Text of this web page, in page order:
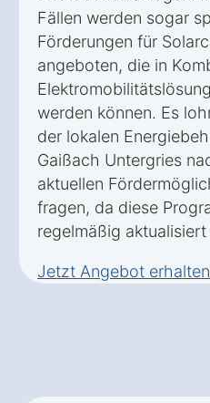
Fällen werden sogar
Förderungen für
angeboten, die in
werden können. Es
der lokalen
Gaißach Untergries
aktuellen
fragen, da diese
regelmäßig aktualisiert
Jetzt Angebot erhalten